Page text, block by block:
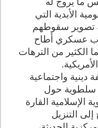
الأبدية التي
تصوير سقوطهم
عسكري أطاح
الكثير من الترهات
.
دينية واجتماعية
سلطوية حول
الإسلامية القارة
إلى التنزيل